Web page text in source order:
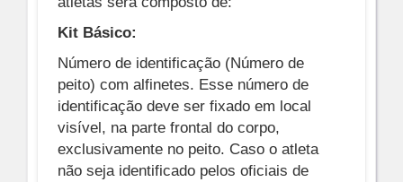
Kit Básico:
Número de identificação (Número de
peito) com alfinetes. Esse número de
identificação deve ser fixado em local
visível, na parte frontal do corpo,
exclusivamente no peito. Caso o atleta
não seja identificado pelos oficiais de